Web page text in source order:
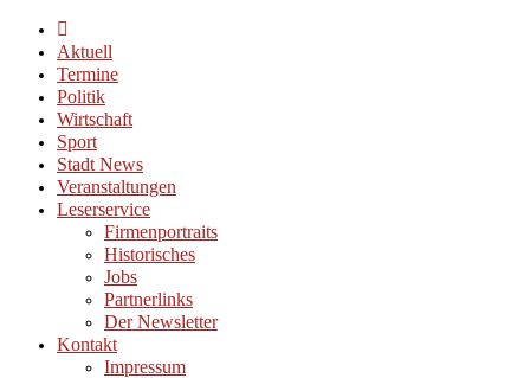
Aktuell
Termine
Politik
Wirtschaft
Sport
Stadt News
Veranstaltungen
Leserservice
Firmenportraits
Historisches
Jobs
Partnerlinks
Der Newsletter
Kontakt
Impressum